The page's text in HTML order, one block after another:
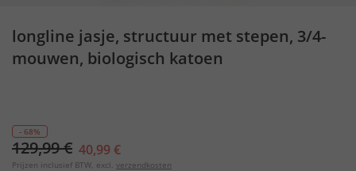
longline jasje, structuur met stepen, 3/4-
mouwen, biologisch katoen
- 68%
129,99 € 40,99 €
Prijzen inclusief BTW, excl. verzendkosten